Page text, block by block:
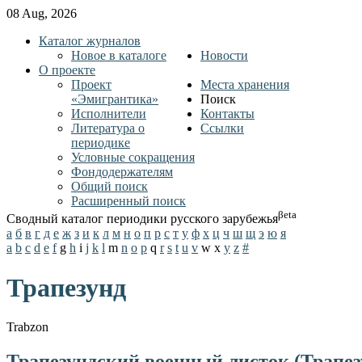
08 Aug, 2026
Каталог журналов
Новое в каталоге
Новости
О проекте
Проект
«Эмигрантика»
Исполнители
Литература о
периодике
Условные сокращения
Фондодержателям
Места хранения
Поиск
Общий поиск
Расширенный поиск
Контакты
Ссылки
Сводный каталог периодики русского зарубежьяβeta
а б в г д е ж з и к л м н о п р с т у ф х ц ч ш щ э ю я
a b c d e f g h i j k l m n o p q r s t u v w x y z #
Трапезунд
Trabzon